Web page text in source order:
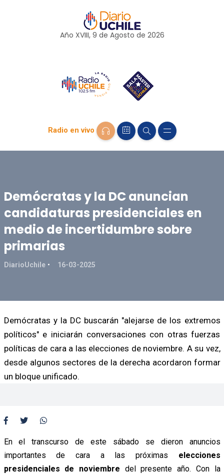
Año XVIII, 9 de Agosto de 2026
Radio en vivo
Demócratas y la DC anuncian
candidaturas presidenciales en
medio de incertidumbre sobre
primarias
DiarioUchile 16-03-2025
Demócratas y la DC buscarán "alejarse de los extremos
políticos" e iniciarán conversaciones con otras fuerzas
políticas de cara a las elecciones de noviembre. A su vez,
desde algunos sectores de la derecha acordaron formar
un bloque unificado.
En el transcurso de este sábado se dieron anuncios
importantes de cara a las próximas elecciones
presidenciales de noviembre del presente año. Con la